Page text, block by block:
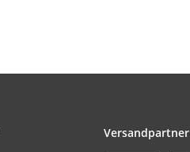
Versandpartner